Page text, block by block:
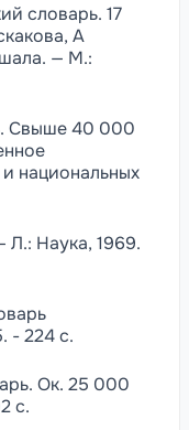
словарь. 17
А
— М.:
Свыше 40 000
национальных
Л.: Наука, 1969.
- 224 с.
Ок. 25 000
с.